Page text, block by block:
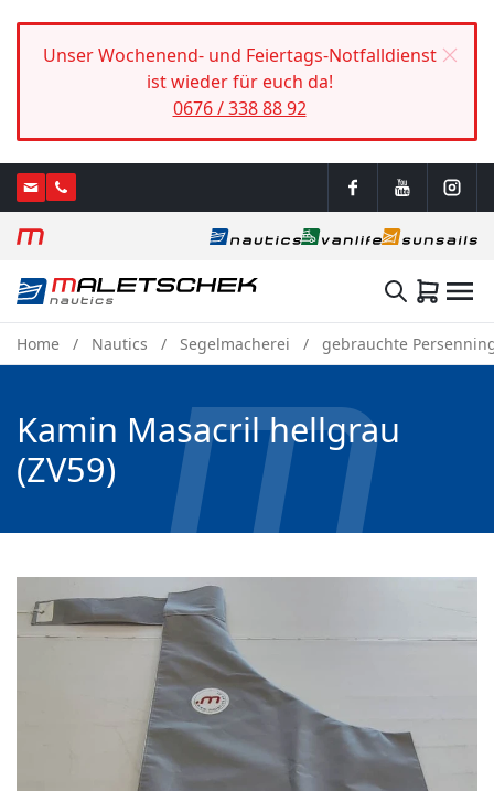
Unser Wochenend- und Feiertags-Notfalldienst
ist wieder für euch da!
0676 / 338 88 92
Home Nautics Segelmacherei gebrauchte
Kamin Masacril hellgrau
(ZV59)